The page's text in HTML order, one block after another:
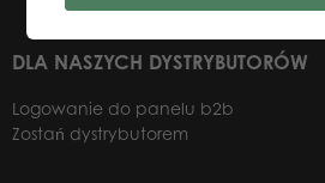
DLA NASZYCH DYSTRYBUTORÓW
Logowanie do panelu b2b
Zostań dystrybutorem